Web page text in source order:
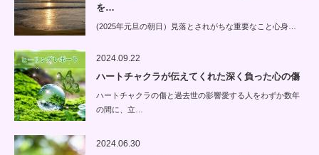
を…
(2025年元旦の朝日）見落とされがちな重要なこと心身…
2024.09.22
ハートチャクラが伝えてくれた深く負った心の傷
ハートチャクラの傷と過去世の影響愛する人をわずか数年
の間に、立…
2024.06.30